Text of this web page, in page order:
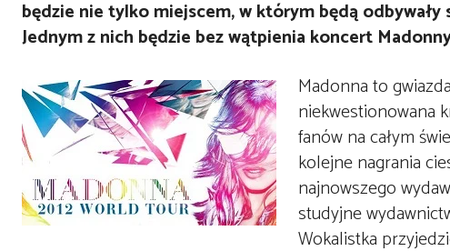
będzie nie tylko miejscem, w którym będą
Jednym z nich będzie bez wątpienia koncert
Madonna to
niekwestionowana
fanów na całym
kolejne nagrania
najnowszego
studyjne
Wokalistka